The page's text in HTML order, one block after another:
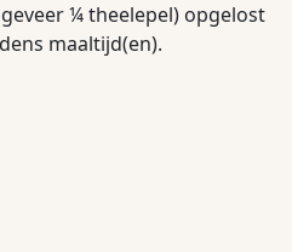
¼ theelepel) opgelost
maaltijd(en).